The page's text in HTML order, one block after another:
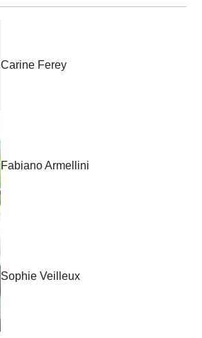
Carine Ferey
Fabiano Armellini
Sophie Veilleux